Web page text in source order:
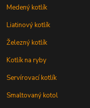
Medený kotlík
Liatinový kotlík
Železný kotlík
Kotlík na ryby
Servírovací kotlík
Smaltovaný kotol